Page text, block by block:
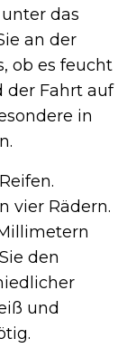
das
an der
ob es feucht
der Fahrt auf
in
vier Rädern.
den
und